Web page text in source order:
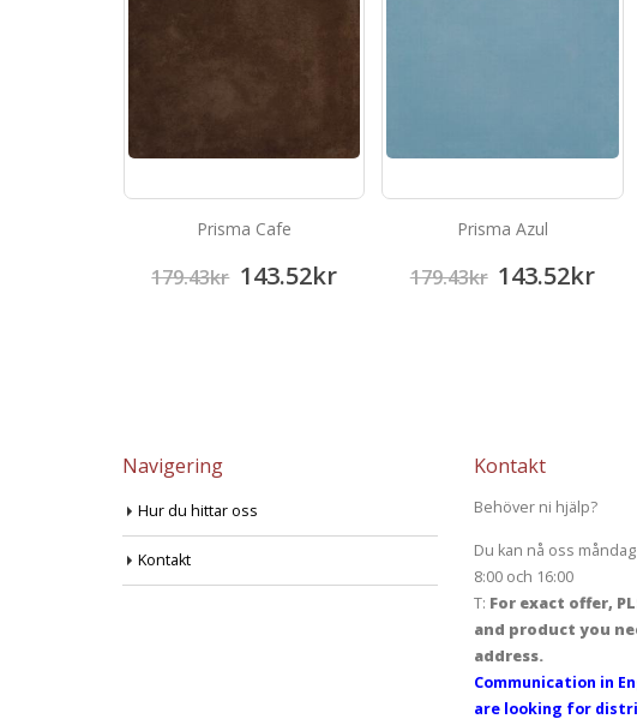
Prisma Cafe
179.43kr 143.52kr
Prisma Azul
179.43kr 143.52kr
Navigering
Hur du hittar oss
Kontakt
Kontakt
Behöver ni hjälp?
Du kan nå oss
8:00 och 16:00
T: For exact offer,
and product you
address.
Communication in
are looking for